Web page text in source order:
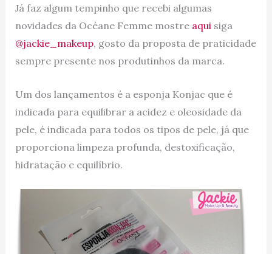
Já faz algum tempinho que recebi algumas
novidades da Océane Femme mostre aquisiga
@jackie_makeup, gosto da proposta de praticidade
sempre presente nos produtinhos da marca.
Um dos lançamentos é a esponja Konjac que é
indicada para equilibrar a acidez e oleosidade da
pele, é indicada para todos os tipos de pele, já que
proporciona limpeza profunda, destoxificação,
hidratação e equilíbrio.